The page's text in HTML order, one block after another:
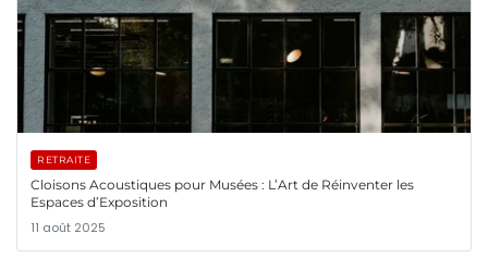
RETRAITE
Cloisons Acoustiques pour Musées : L’Art de Réinventer les
Espaces d’Exposition
11 août 2025